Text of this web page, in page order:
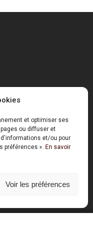
et optimiser ses
ou diffuser et
et/ou pour
préférences ». En savoir
Voir les préférences